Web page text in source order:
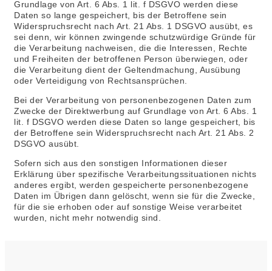
Grundlage von Art. 6 Abs. 1 lit. f DSGVO werden diese
Daten so lange gespeichert, bis der Betroffene sein
Widerspruchsrecht nach Art. 21 Abs. 1 DSGVO ausübt, es
sei denn, wir können zwingende schutzwürdige Gründe für
die Verarbeitung nachweisen, die die Interessen, Rechte
und Freiheiten der betroffenen Person überwiegen, oder
die Verarbeitung dient der Geltendmachung, Ausübung
oder Verteidigung von Rechtsansprüchen.
Bei der Verarbeitung von personenbezogenen Daten zum
Zwecke der Direktwerbung auf Grundlage von Art. 6 Abs. 1
lit. f DSGVO werden diese Daten so lange gespeichert, bis
der Betroffene sein Widerspruchsrecht nach Art. 21 Abs. 2
DSGVO ausübt.
Sofern sich aus den sonstigen Informationen dieser
Erklärung über spezifische Verarbeitungssituationen nichts
anderes ergibt, werden gespeicherte personenbezogene
Daten im Übrigen dann gelöscht, wenn sie für die Zwecke,
für die sie erhoben oder auf sonstige Weise verarbeitet
wurden, nicht mehr notwendig sind.